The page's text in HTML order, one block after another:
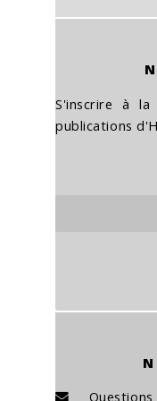
S'inscrire à la
publications